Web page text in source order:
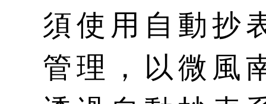
須使用自動抄
管理，以微風